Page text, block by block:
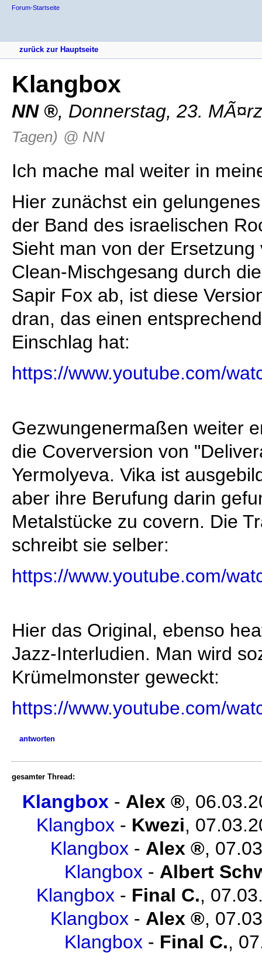
Forum-Startseite
zurück zur Hauptseite
Klangbox
NN , Donnerstag, 23.
Tagen) @ NN
Ich mache mal weiter in
Hier zunächst ein
der Band des israelischen
Sieht man von der
Clean-Mischgesang durch
Sapir Fox ab, ist diese
dran, das einen
Einschlag hat:
https://www.youtube.com/
Gezwungenermaßen weiter
die Coverversion von
Yermolyeva. Vika ist
aber ihre Berufung darin
Metalstücke zu covern. Die
schreibt sie selber:
https://www.youtube.com/
Hier das Original, ebenso
Jazz-Interludien. Man wird
Krümelmonster geweckt:
https://www.youtube.com/
antworten
gesamter Thread:
Klangbox - Alex ,
Klangbox - Kwezi,
Klangbox - Alex ,
Klangbox - Albert
Klangbox - Final C.,
Klangbox - Alex ,
Klangbox - Final C.,